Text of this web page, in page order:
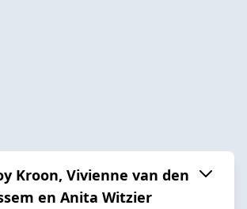
Kroon, Vivienne van den
en Anita Witzier